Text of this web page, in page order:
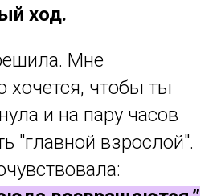
ход.
Мне
хочется, чтобы ты
и на пару часов
"главной взрослой".